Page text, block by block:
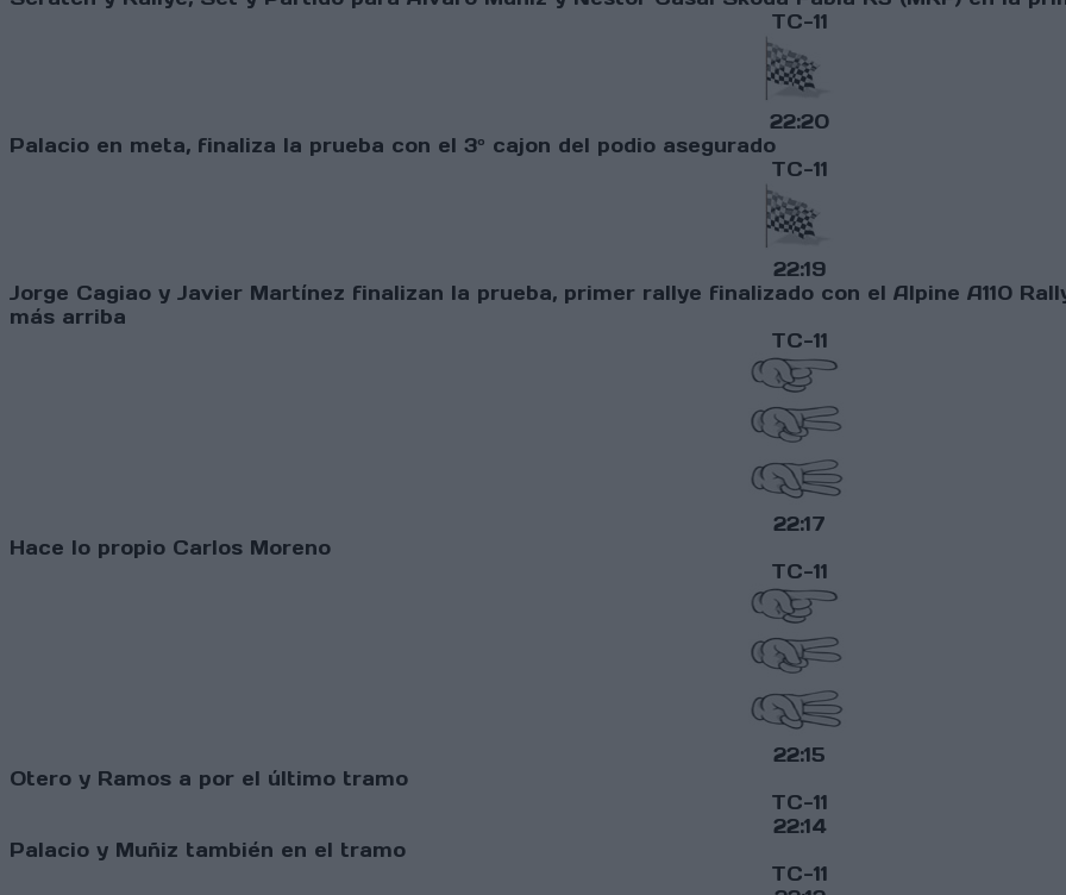
TC-11
22:20
Palacio en meta, finaliza la prueba con el 3º cajon del podio asegurado
TC-11
22:19
Jorge Cagiao y Javier Martínez finalizan la prueba, primer rallye finalizado con el Alpine A110
más arriba
TC-11
22:17
Hace lo propio Carlos Moreno
TC-11
22:15
Otero y Ramos a por el último tramo
TC-11
22:14
Palacio y Muñiz también en el tramo
TC-11